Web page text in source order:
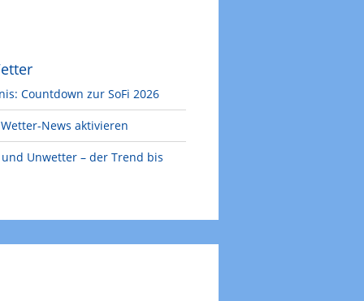
Countdown zur SoFi 2026
News aktivieren
und Unwetter – der Trend bis